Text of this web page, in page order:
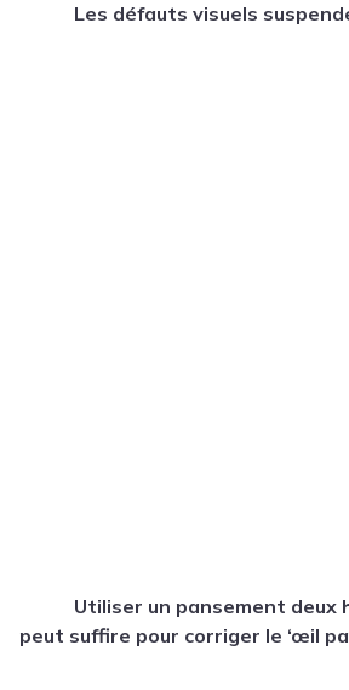
Les défauts visuels
Utiliser un pansement deux
peut suffire pour corriger le ‘œil